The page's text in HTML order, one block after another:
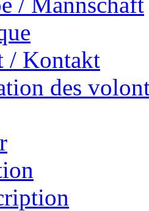
/ Kontakt
des